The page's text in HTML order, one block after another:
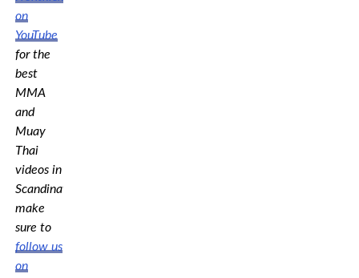
on
YouTube
for the
best
MMA
and
Muay
Thai
videos in
Scandinavia,
make
sure to
follow us
on